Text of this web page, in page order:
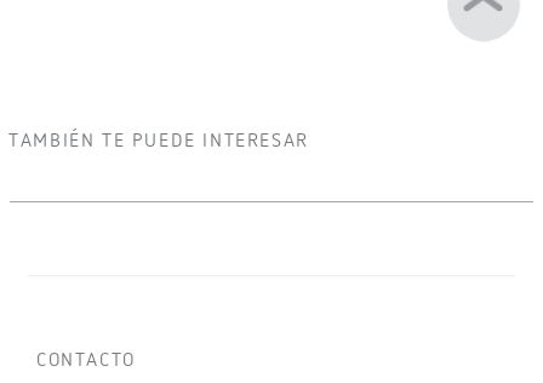
TAMBIÉN TE PUEDE INTERESAR
CONTACTO